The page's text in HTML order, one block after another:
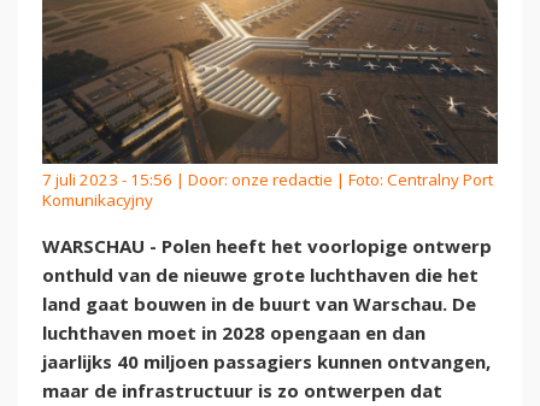
7 juli 2023 - 15:56 | Door: onze redactie | Foto: Centralny Port
Komunikacyjny
WARSCHAU - Polen heeft het voorlopige ontwerp
onthuld van de nieuwe grote luchthaven die het
land gaat bouwen in de buurt van Warschau. De
luchthaven moet in 2028 opengaan en dan
jaarlijks 40 miljoen passagiers kunnen ontvangen,
maar de infrastructuur is zo ontwerpen dat